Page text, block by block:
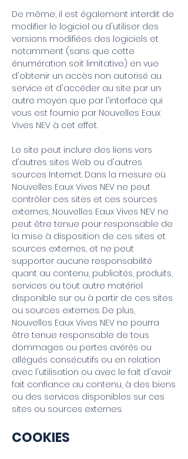
De même, il est également interdit de
modifier le logiciel ou d'utiliser des
versions modifiées des logiciels et
notamment (sans que cette
énumération soit limitative) en vue
d'obtenir un accès non autorisé au
service et d'accéder au site par un
autre moyen que par l'interface qui
vous est fournie par Nouvelles Eaux
Vives NEV à cet effet.
Le site peut inclure des liens vers
d'autres sites Web ou d'autres
sources Internet. Dans la mesure où
Nouvelles Eaux Vives NEV ne peut
contrôler ces sites et ces sources
externes, Nouvelles Eaux Vives NEV ne
peut être tenue pour responsable de
la mise à disposition de ces sites et
sources externes, et ne peut
supporter aucune responsabilité
quant au contenu, publicités, produits,
services ou tout autre matériel
disponible sur ou à partir de ces sites
ou sources externes. De plus,
Nouvelles Eaux Vives NEV ne pourra
être tenue responsable de tous
dommages ou pertes avérés ou
allégués consécutifs ou en relation
avec l'utilisation ou avec le fait d'avoir
fait confiance au contenu, à des biens
ou des services disponibles sur ces
sites ou sources externes.
COOKIES